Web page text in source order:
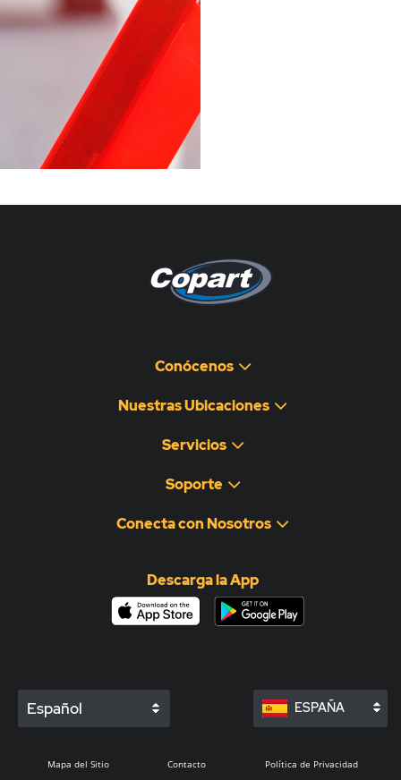
Pagina non disponibile
هذه الصفحة غير متوفرة
Conócenos
Nuestras Ubicaciones
Servicios
Soporte
Conecta con Nosotros
Descarga la App
Español ESPAÑA
Mapa del Sitio Contacto Política de Privacidad